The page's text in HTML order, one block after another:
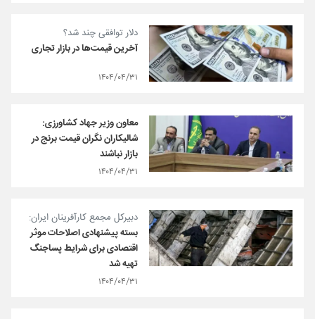
دلار توافقی چند شد؟
آخرین قیمت‌ها در بازار تجاری
۱۴۰۴/۰۴/۳۱
معاون وزیر جهاد کشاورزی:
شالیکاران نگران قیمت برنج در
بازار نباشند
۱۴۰۴/۰۴/۳۱
دبیرکل مجمع کارآفرینان ایران:
بسته پیشنهادی اصلاحات موثر
اقتصادی برای شرایط پسا‌جنگ
تهیه شد
۱۴۰۴/۰۴/۳۱